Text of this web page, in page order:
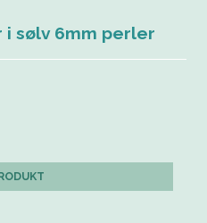
i sølv 6mm perler